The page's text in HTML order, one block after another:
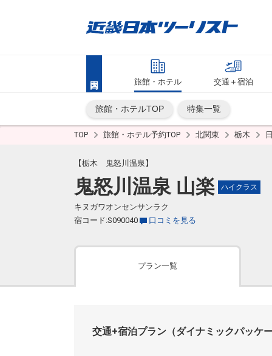
旅館・ホテル 交通＋宿泊
旅館・ホテルTOP 特集一覧
TOP 旅館・ホテル予約TOP 北関東 栃木
【栃木 鬼怒川温泉】
鬼怒川温泉 山楽 ハイクラス
キヌガワオンセンサンラク
宿コード:S090040
口コミを見る
プラン一覧
交通+宿泊プラン （ダイナミックパッケ